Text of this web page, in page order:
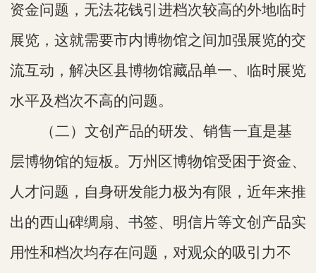
资金问题 ，无法花钱引进档次较高的外地临时
展览， 这就需要市内博物馆之间加强展览的交
流互动 ， 解决区县博物馆藏品单一、 临时展览
水平及档次不高的问题。
（二）文创产品的研发、 销售一直是基
层博物馆的短板。 万州区博物馆受困于资金、
人才问题， 自身研发能力极为有限 ，近年来推
出的西山碑绸扇、书签、明信片等文创产品实
用性和档次均存在问题，对观众的吸引力不